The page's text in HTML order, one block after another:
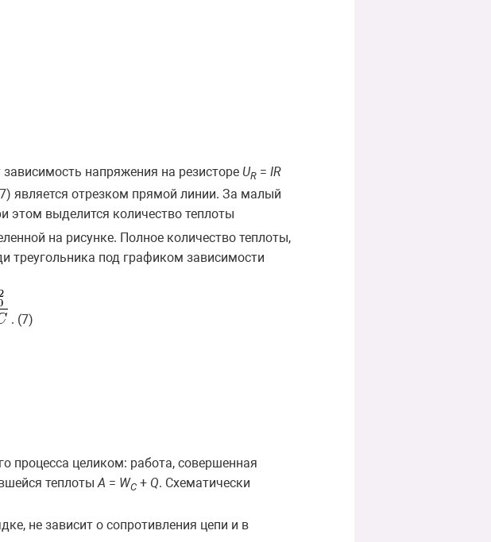
напряжения на резисторе UR = IR
является отрезком прямой линии. За малый
этом выделится количество теплоты
на рисунке. Полное количество теплоты,
треугольника под графиком зависимости
. (7)
процесса целиком: работа, совершенная
теплотыA = WC + Q. Схематически
не зависит о сопротивления цепи и в